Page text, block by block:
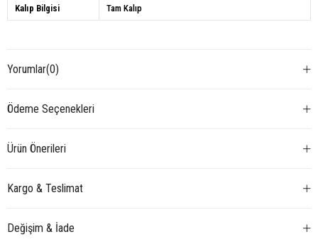
Kalıp Bilgisi Tam Kalıp
Yorumlar(0)
Ödeme Seçenekleri
Ürün Önerileri
Kargo & Teslimat
Değişim & İade